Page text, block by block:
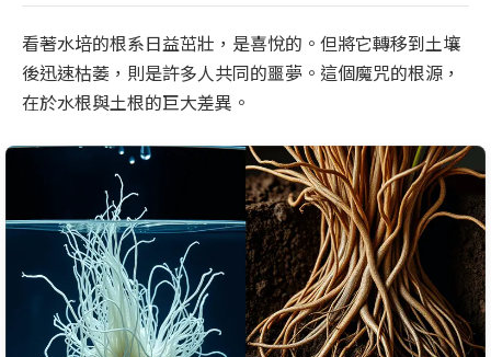
看著水培的根系日益茁壯，是喜悅的。但將它轉移到土壤
後迅速枯萎，則是許多人共同的噩夢。這個魔咒的根源，
在於水根與土根的巨大差異。